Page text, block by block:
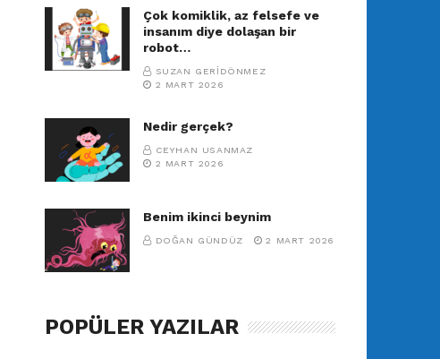
Çok komiklik, az felsefe ve
insanım diye dolaşan bir
robot…
SUZAN GERIDÖNMEZ
2 MART 2026
Nedir gerçek?
CEYHAN USANMAZ
2 MART 2026
Benim ikinci beynim
DOĞAN GÜNDÜZ 2 MART 2026
POPÜLER YAZILAR